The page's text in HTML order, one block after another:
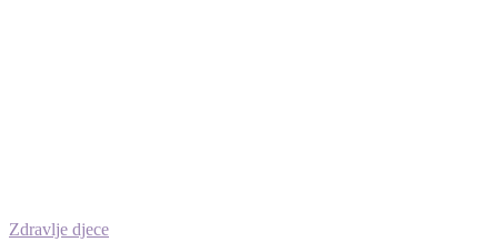
Zdravlje djece